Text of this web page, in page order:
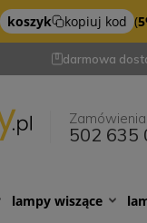
koszyk kopiuj kod (
darmowa
502 635
lampy wiszące